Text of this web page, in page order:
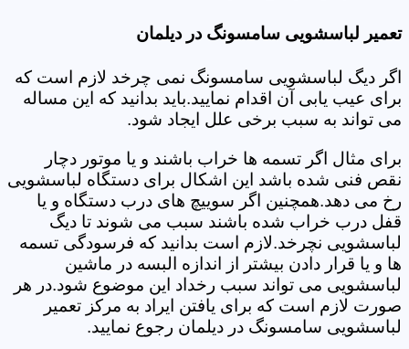
تعمیر لباسشویی سامسونگ در دیلمان
اگر دیگ لباسشویی سامسونگ نمی چرخد لازم است که
برای عیب یابی آن اقدام نمایید.باید بدانید که این مساله
می تواند به سبب برخی علل ایجاد شود.
برای مثال اگر تسمه ها خراب باشند و یا موتور دچار
نقص فنی شده باشد این اشکال برای دستگاه لباسشویی
رخ می دهد.همچنین اگر سوییچ های درب دستگاه و یا
قفل درب خراب شده باشند سبب می شوند تا دیگ
لباسشویی نچرخد.لازم است بدانید که فرسودگی تسمه
ها و یا قرار دادن بیشتر از اندازه البسه در ماشین
لباسشویی می تواند سبب رخداد این موضوع شود.در هر
صورت لازم است که برای یافتن ایراد به مرکز تعمیر
لباسشویی سامسونگ در دیلمان رجوع نمایید.